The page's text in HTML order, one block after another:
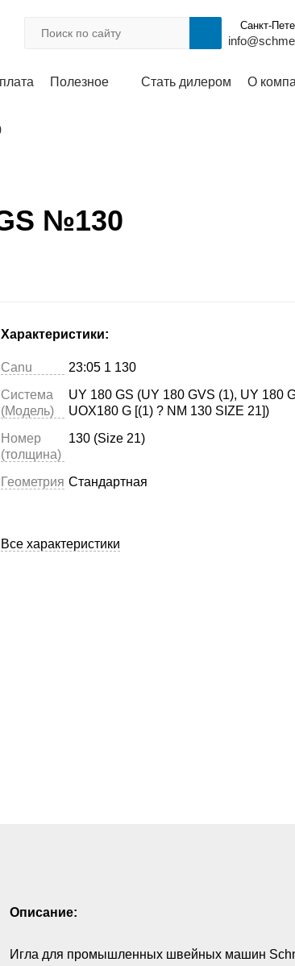
Санкт-
Полезное Стать дилером О
№130
Характеристики:
Canu
23:05 1 130
Система
(Модель)
UY 180 GS (UY 180 GVS (1), UY 180
UOX180 G [(1) ? NM 130 SIZE 21])
Номер
(толщина)
130 (Size 21)
Геометрия Стандартная
Все характеристики
Описание:
Игла для промышленных швейных машин